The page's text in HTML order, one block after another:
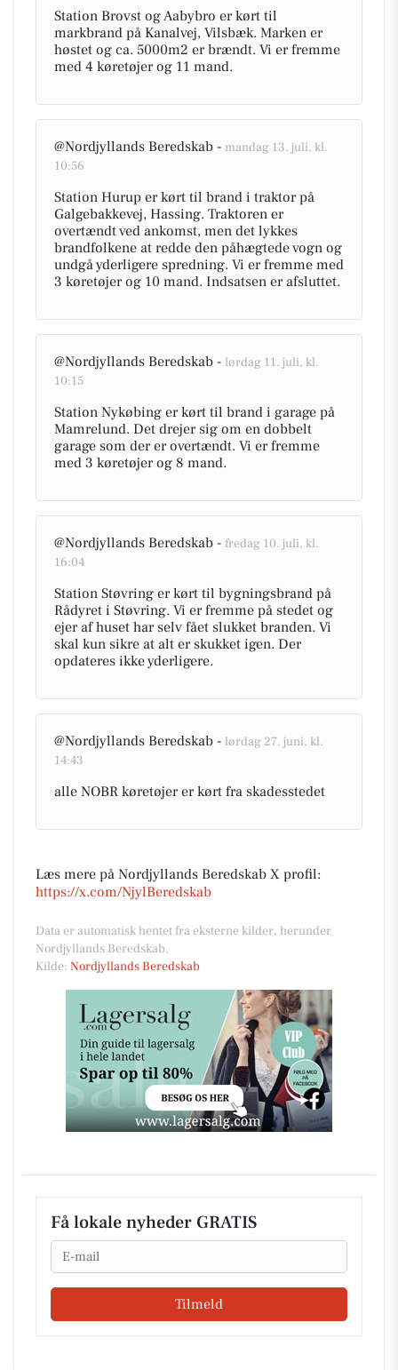
Station Brovst og Aabybro er kørt til
markbrand på Kanalvej, Vilsbæk. Marken er
høstet og ca. 5000m2 er brændt. Vi er fremme
med 4 køretøjer og 11 mand.
@Nordjyllands Beredskab - mandag 13. juli, kl.
10:56
Station Hurup er kørt til brand i traktor på
Galgebakkevej, Hassing. Traktoren er
overtændt ved ankomst, men det lykkes
brandfolkene at redde den påhægtede vogn og
undgå yderligere spredning. Vi er fremme med
3 køretøjer og 10 mand. Indsatsen er afsluttet.
@Nordjyllands Beredskab - lørdag 11. juli, kl.
10:15
Station Nykøbing er kørt til brand i garage på
Mamrelund. Det drejer sig om en dobbelt
garage som der er overtændt. Vi er fremme
med 3 køretøjer og 8 mand.
@Nordjyllands Beredskab - fredag 10. juli, kl.
16:04
Station Støvring er kørt til bygningsbrand på
Rådyret i Støvring. Vi er fremme på stedet og
ejer af huset har selv fået slukket branden. Vi
skal kun sikre at alt er skukket igen. Der
opdateres ikke yderligere.
@Nordjyllands Beredskab - lørdag 27. juni, kl.
14:43
alle NOBR køretøjer er kørt fra skadesstedet
Læs mere på Nordjyllands Beredskab X profil:
https://x.com/NjylBeredskab
Data er automatisk hentet fra eksterne kilder, herunder
Nordjyllands Beredskab.
Kilde: Nordjyllands Beredskab
Få lokale nyheder GRATIS
Email
Tilmeld